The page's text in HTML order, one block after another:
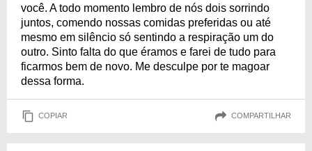
você. A todo momento lembro de nós dois sorrindo
juntos, comendo nossas comidas preferidas ou até
mesmo em silêncio só sentindo a respiração um do
outro. Sinto falta do que éramos e farei de tudo para
ficarmos bem de novo. Me desculpe por te magoar
dessa forma.
COPIAR COMPARTILHAR